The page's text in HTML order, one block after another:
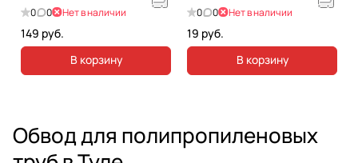
0 0 Нет в наличии
149 руб.
В корзину
0 0 Нет в наличии
19 руб.
В корзину
Обвод для полипропиленовых